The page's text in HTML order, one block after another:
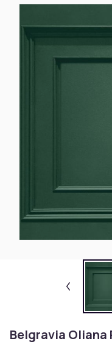
Belgravia Oliana